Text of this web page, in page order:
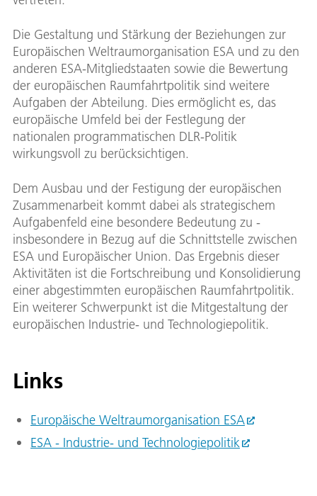
Die Gestaltung und Stärkung der Beziehungen zur
Europäischen Weltraumorganisation ESA und zu den
anderen ESA-Mitgliedstaaten sowie die Bewertung
der europäischen Raumfahrtpolitik sind weitere
Aufgaben der Abteilung. Dies ermöglicht es, das
europäische Umfeld bei der Festlegung der
nationalen programmatischen DLR-Politik
wirkungsvoll zu berücksichtigen.
Dem Ausbau und der Festigung der europäischen
Zusammenarbeit kommt dabei als strategischem
Aufgabenfeld eine besondere Bedeutung zu -
insbesondere in Bezug auf die Schnittstelle zwischen
ESA und Europäischer Union. Das Ergebnis dieser
Aktivitäten ist die Fortschreibung und Konsolidierung
einer abgestimmten europäischen Raumfahrtpolitik.
Ein weiterer Schwerpunkt ist die Mitgestaltung der
europäischen Industrie- und Technologiepolitik.
Links
Europäische Weltraumorganisation ESA
ESA - Industrie- und Technologiepolitik